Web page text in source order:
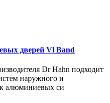
дверей Vl Band
Dr Hahn подходит
наружного и
алюминиевых си